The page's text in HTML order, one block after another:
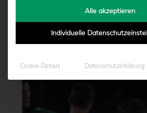
Alle akzeptieren
Individuelle
Cookie-Details Datenschutzerklärung